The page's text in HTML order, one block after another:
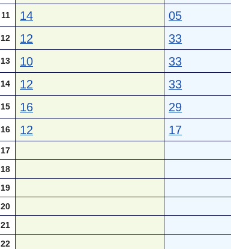
11 14 05
12 12 33
13 10 33
14 12 33
15 16 29
16 12 17
17
18
19
20
21
22